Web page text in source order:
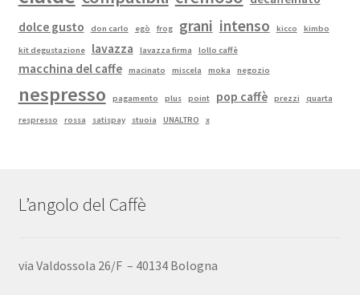
dolce gusto
don carlo egò frog grani intenso kicco kimbo
kit degustazione lavazza lavazza firma lollo caffè
macchina del caffe macinato miscela moka negozio
nespresso pagamento plus point pop caffè prezzi quarta
respresso rossa satispay stuoia UNALTRO x
L’angolo del Caffè
via Valdossola 26/F – 40134 Bologna